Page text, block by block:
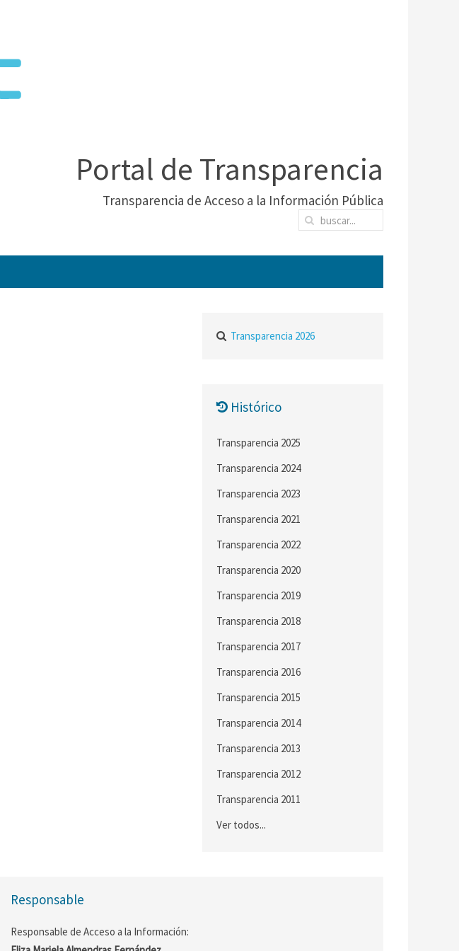
Portal de Transparencia
Transparencia de Acceso a la Información Pública
Transparencia 2026
Histórico
Transparencia 2025
Transparencia 2024
Transparencia 2023
Transparencia 2021
Transparencia 2022
Transparencia 2020
Transparencia 2019
Transparencia 2018
Transparencia 2017
Transparencia 2016
Transparencia 2015
Transparencia 2014
Transparencia 2013
Transparencia 2012
Transparencia 2011
Ver todos...
Responsable
Responsable de Acceso a la Información: